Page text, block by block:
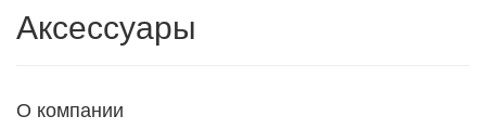
Аксессуары
О компании